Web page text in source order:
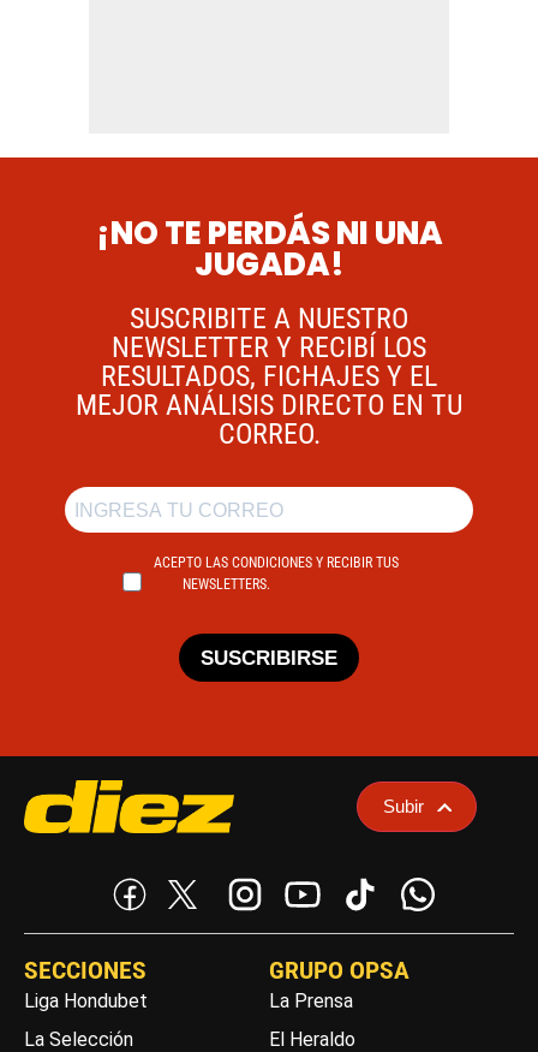
¡NO TE PERDÁS NI UNA
JUGADA!
SUSCRIBITE A NUESTRO
NEWSLETTER Y RECIBÍ LOS
RESULTADOS, FICHAJES Y EL
MEJOR ANÁLISIS DIRECTO EN TU
CORREO.
ACEPTO LAS CONDICIONES Y RECIBIR TUS
NEWSLETTERS.
SUSCRIBIRSE
Subir
SECCIONES
Liga Hondubet
La Selección
GRUPO OPSA
La Prensa
El Heraldo